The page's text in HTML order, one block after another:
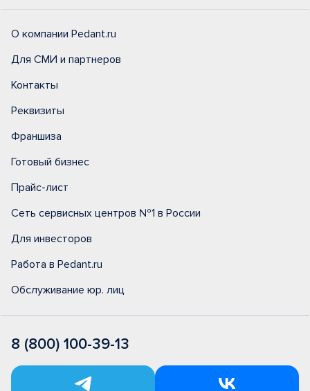
О компании Pedant.ru
Для СМИ и партнеров
Контакты
Реквизиты
Франшиза
Готовый бизнес
Прайс-лист
Сеть сервисных центров №1 в России
Для инвесторов
Работа в Pedant.ru
Обслуживание юр. лиц
8 (800) 100-39-13